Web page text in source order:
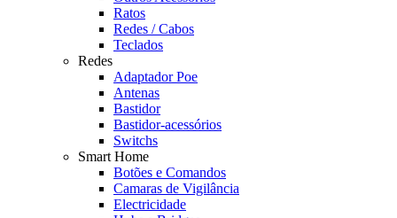
Ratos
Redes / Cabos
Teclados
Redes
Adaptador Poe
Antenas
Bastidor
Bastidor-acessórios
Switchs
Smart Home
Botões e Comandos
Camaras de Vigilância
Electricidade